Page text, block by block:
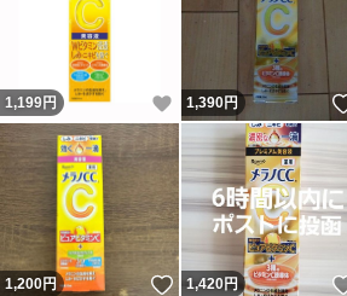
1,199円 いいね！
1,390円
1,200円 いいね！
1,420円